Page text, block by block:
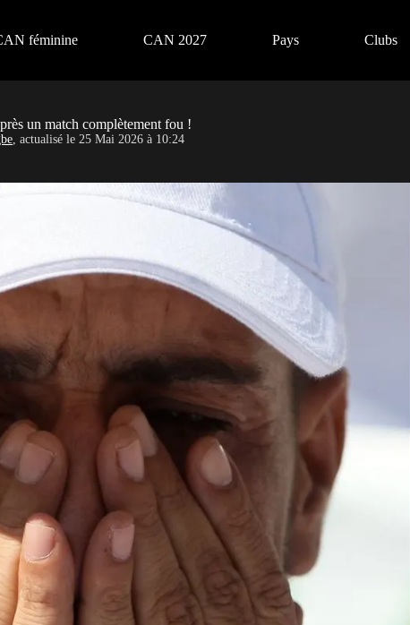
féminine CAN 2027 Pays Clubs
un match complètement fou !
, actualisé le 25 Mai 2026 à 10:24